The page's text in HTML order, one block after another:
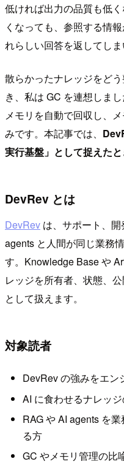
低ければ出力の品質も低
くなっても、参照する情
れらしい回答を返してしま
散らかったナレッジをど
き、私は GC を連想しま
メモリを自動で回収し、
みです。本記事では、
実行基盤」として捉えた
DevRev とは
DevRev は、サポート、
agents と人間が同じ業務
す。Knowledge Base や
レッジを所有者、状態、
として扱えます。
対象読者
DevRev の強みをエン
AI に食わせるナレッ
RAG や AI agents を
る方
GC やメモリ管理の比